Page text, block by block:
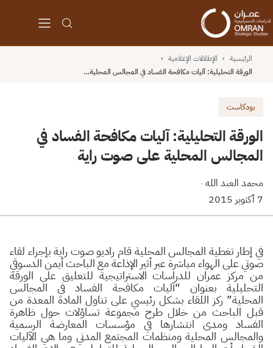
الرئيسية › الإطلالات الإعلامية ›
الورقة التحليلية: آليات مكافحة الفساد في المجالس المحلية…
بودكاست
الورقة التحليلية: آليات مكافحة الفساد في
المجالس المحلية على صوت راية
محمد العبد الله ·
7 أكتوبر 2015
في إطار تغطية المجالس المحلية قام راديو صوت راية بإجراء لقاء
صوتي على الهواء مباشرة عبر أثير الإذاعة مع الباحث أيمن الدسوقي
من مركز عمران للدراسات الاستراتيجية للتعليق على الورقة
التحليلية بعنوان “آليات مكافحة الفساد في المجالس
المحلية” ركز اللقاء بشكل رئيسي على تناول المادة المعدة من
قبل الباحث من خلال طرح مجموعة تساؤلات حول ظاهرة
الفساد ومدى انتشارها في مؤسسات المعارضة الرسمية
والمجالس المحلية ومنظمات المجتمع المدني وما هي الآليات